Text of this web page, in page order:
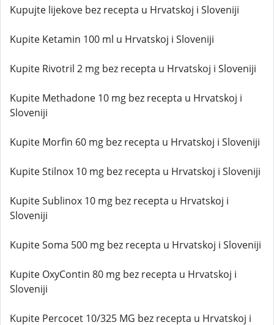
Kupujte lijekove bez recepta u Hrvatskoj i Sloveniji
Kupite Ketamin 100 ml u Hrvatskoj i Sloveniji
Kupite Rivotril 2 mg bez recepta u Hrvatskoj i Sloveniji
Kupite Methadone 10 mg bez recepta u Hrvatskoj i
Sloveniji
Kupite Morfin 60 mg bez recepta u Hrvatskoj i Sloveniji
Kupite Stilnox 10 mg bez recepta u Hrvatskoj i Sloveniji
Kupite Sublinox 10 mg bez recepta u Hrvatskoj i
Sloveniji
Kupite Soma 500 mg bez recepta u Hrvatskoj i Sloveniji
Kupite OxyContin 80 mg bez recepta u Hrvatskoj i
Sloveniji
Kupite Percocet 10/325 MG bez recepta u Hrvatskoj i